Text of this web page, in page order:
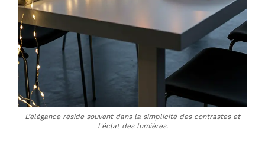
L’élégance réside souvent dans la simplicité des contrastes et
l’éclat des lumières.